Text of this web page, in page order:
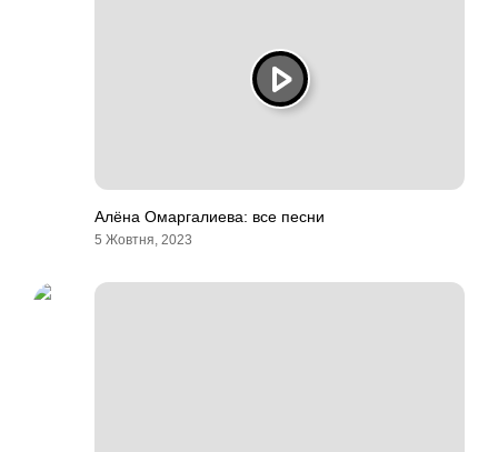
Алёна Омаргалиева: все песни
5 Жовтня, 2023